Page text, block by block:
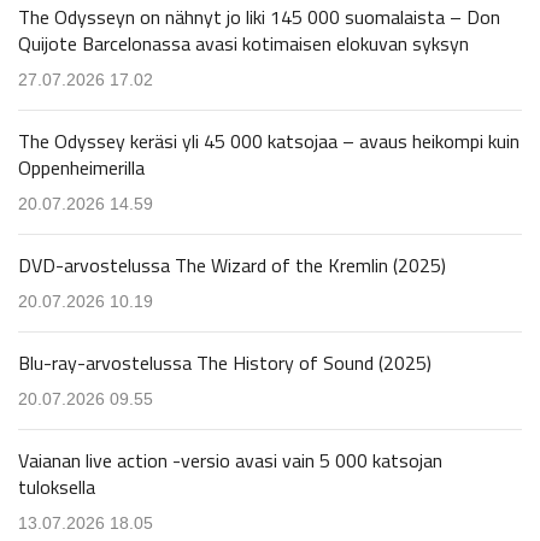
The Odysseyn on nähnyt jo liki 145 000 suomalaista – Don
Quijote Barcelonassa avasi kotimaisen elokuvan syksyn
27.07.2026 17.02
The Odyssey keräsi yli 45 000 katsojaa – avaus heikompi kuin
Oppenheimerilla
20.07.2026 14.59
DVD-arvostelussa The Wizard of the Kremlin (2025)
20.07.2026 10.19
Blu-ray-arvostelussa The History of Sound (2025)
20.07.2026 09.55
Vaianan live action -versio avasi vain 5 000 katsojan
tuloksella
13.07.2026 18.05